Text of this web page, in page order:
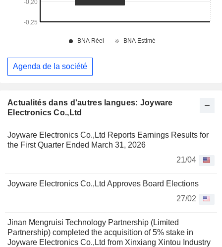
Actualités dans d'autres langues: Joyware
Electronics Co.,Ltd
Joyware Electronics Co.,Ltd Reports Earnings Results for
the First Quarter Ended March 31, 2026
21/04
Joyware Electronics Co.,Ltd Approves Board Elections
27/02
Jinan Mengruisi Technology Partnership (Limited
Partnership) completed the acquisition of 5% stake in
Joyware Electronics Co.,Ltd from Xinxiang Xintou Industry
Agenda de la société